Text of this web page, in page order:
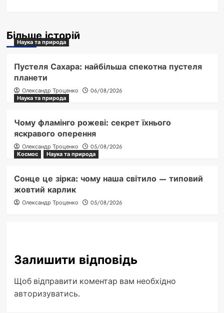
Більше історій
Наука та природа
Пустеля Сахара: найбільша спекотна пустеля
планети
Олександр Троценко
06/08/2026
Наука та природа
Чому фламінго рожеві: секрет їхнього
яскравого оперення
Олександр Троценко
05/08/2026
Космос
Наука та природа
Сонце це зірка: чому наша світило — типовий
жовтий карлик
Олександр Троценко 05/08/2026
Залишити відповідь
Щоб відправити коментар вам необхідно
авторизуватись.